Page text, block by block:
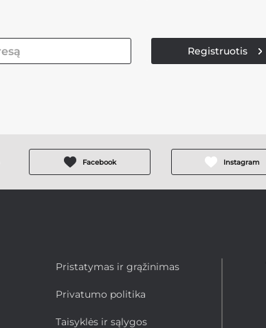
Registruotis
Facebook Instagram
Pristatymas ir grąžinimas
Privatumo politika
Taisyklės ir sąlygos